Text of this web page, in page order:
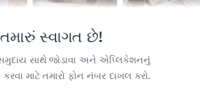
મહત્વપૂર્ણ લિંક્સ
સંપર્ક
કિતાબ લાઈબ્રેરી
સ્વાગત છે!
સાથે જોડાવા અને એપ્લિકેશનનું
માટે તમારો ફોન નંબર દાખલ કરો.